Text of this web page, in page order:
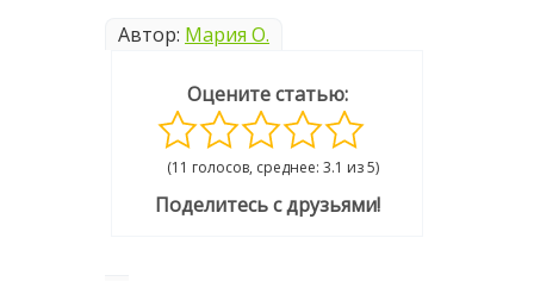
Автор: Мария О.
Оцените статью:
(11 голосов, среднее: 3.1 из 5)
Поделитесь с друзьями!